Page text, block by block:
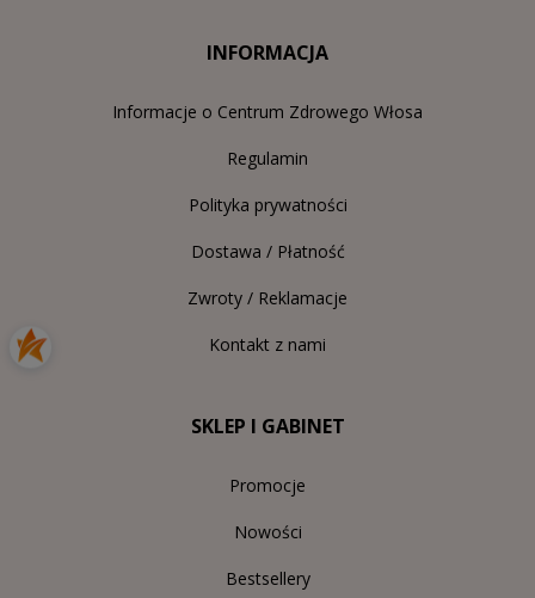
INFORMACJA
Informacje o Centrum Zdrowego Włosa
Regulamin
Polityka prywatności
Dostawa / Płatność
Zwroty / Reklamacje
Kontakt z nami
SKLEP I GABINET
Promocje
Nowości
Bestsellery